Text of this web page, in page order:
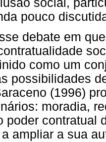
social,
pouco
debate em
como um
possibilidades
(1996)
moradia,
poder contratual
ampliar a sua